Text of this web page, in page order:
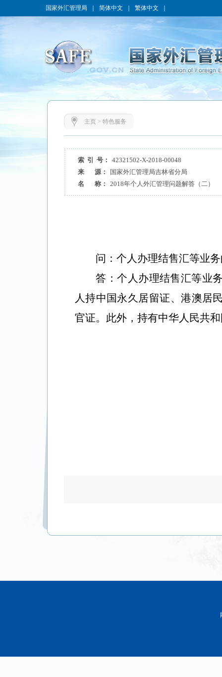
国家外汇管理局 简体中文 繁体中文
主页> 特色服务
索 引 号：
42321502-X-2018-00048
来 源：
国家外汇管理局吉林省分局
名 称：
2018年个人外汇管理问题解答（二）
问：个人办理结售汇等业
答：个人办理结售汇等业
人持中国永久居留证、港澳居
官证。此外，持有中华人民共